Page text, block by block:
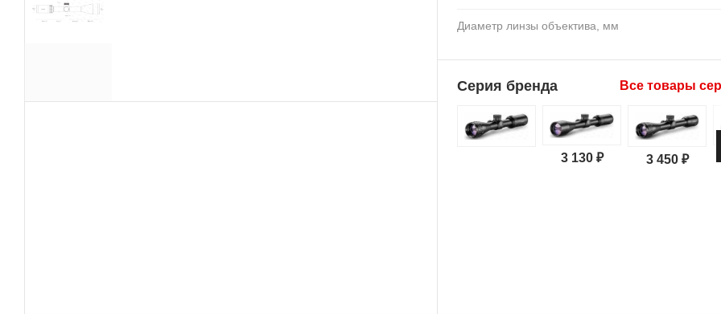
Диаметр линзы объектива, мм
Серия бренда Все товары
3 130 ₽ 3 450 ₽